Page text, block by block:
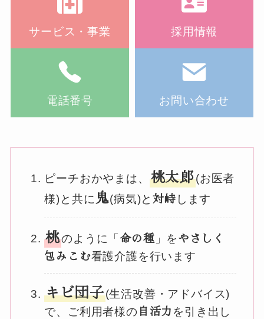
サービス・事業 採用情報
電話番号 お問い合わせ
ピーチおかやまは、 桃太郎(お医者
様)と共に鬼(病気)と対峙 します
桃のように「命の種 」をやさしく
包みこむ看護介護を行います
キビ団子(生活改善・アドバイス)
で、ご利用者様の 自活力 を引き出し